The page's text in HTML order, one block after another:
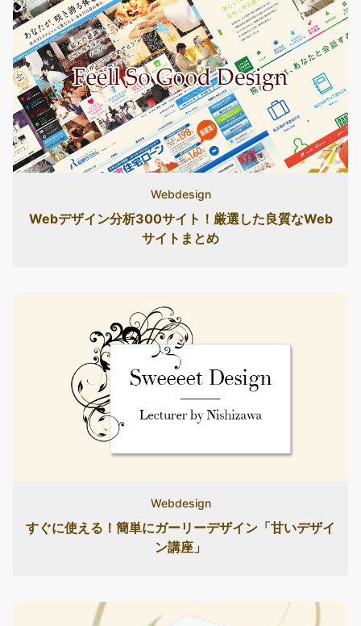
Webdesign
Webデザイン分析300サイト！厳選した良質なWeb
サイトまとめ
Webdesign
すぐに使える！簡単にガーリーデザイン「甘いデザイ
ン講座」